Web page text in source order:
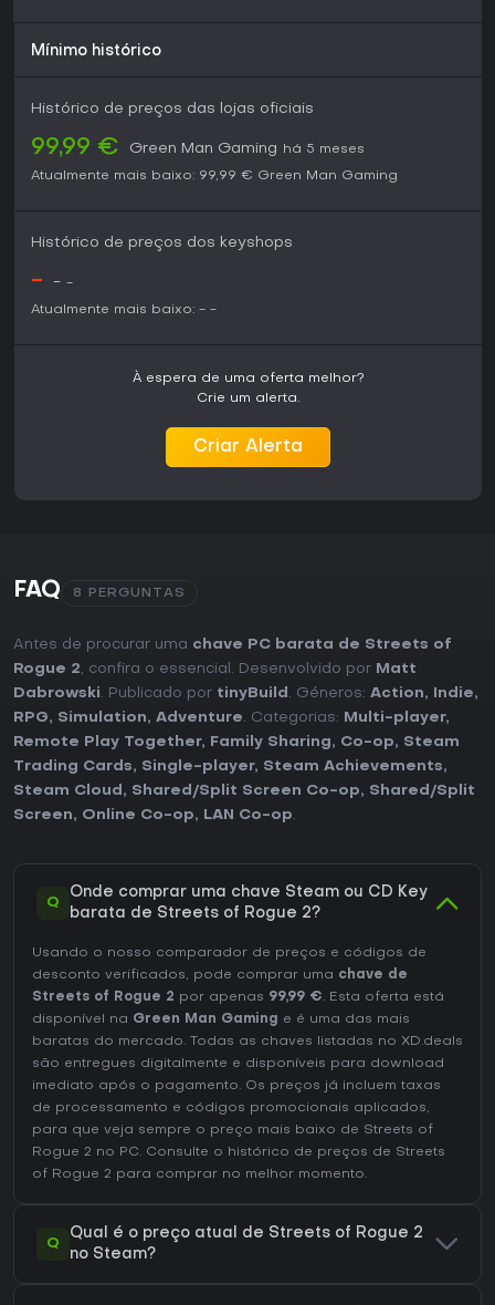
op ou experimentação solo for o seu estilo.
Mínimo histórico
Histórico de preços das lojas oficiais
99,99 € Green Man Gaming
há 5 meses
Atualmente mais baixo: 99,99 € Green Man Gaming
Histórico de preços dos keyshops
- - -
Atualmente mais baixo: - -
À espera de uma oferta melhor?
Crie um alerta.
Criar Alerta
FAQ 8 PERGUNTAS
Antes de procurar uma chave PC barata de Streets of
Rogue 2, confira o essencial. Desenvolvido por Matt
Dabrowski. Publicado por tinyBuild . Géneros: Action, Indie,
RPG, Simulation, Adventure. Categorias: Multi-player,
Remote Play Together, Family Sharing, Co-op, Steam
Trading Cards, Single-player, Steam Achievements,
Steam Cloud , Shared/Split Screen Co-op, Shared/Split
Screen, Online Co-op, LAN Co-op.
Q
Onde comprar uma chave Steam ou CD Key
barata de Streets of Rogue 2?
Usando o nosso comparador de preços e códigos de
desconto verificados, pode comprar uma chave de
Streets of Rogue 2 por apenas 99,99 €. Esta oferta está
disponível na Green Man Gaming
e é uma das mais
baratas do mercado. Todas as chaves listadas no XD.deals
são entregues digitalmente e disponíveis para download
imediato após o pagamento. Os preços já incluem taxas
de processamento e códigos promocionais aplicados,
para que veja sempre o preço mais baixo de Streets of
Rogue 2 no PC. Consulte o histórico de preços de Streets
of Rogue 2 para comprar no melhor momento.
Q
Qual é o preço atual de Streets of Rogue 2
no Steam?